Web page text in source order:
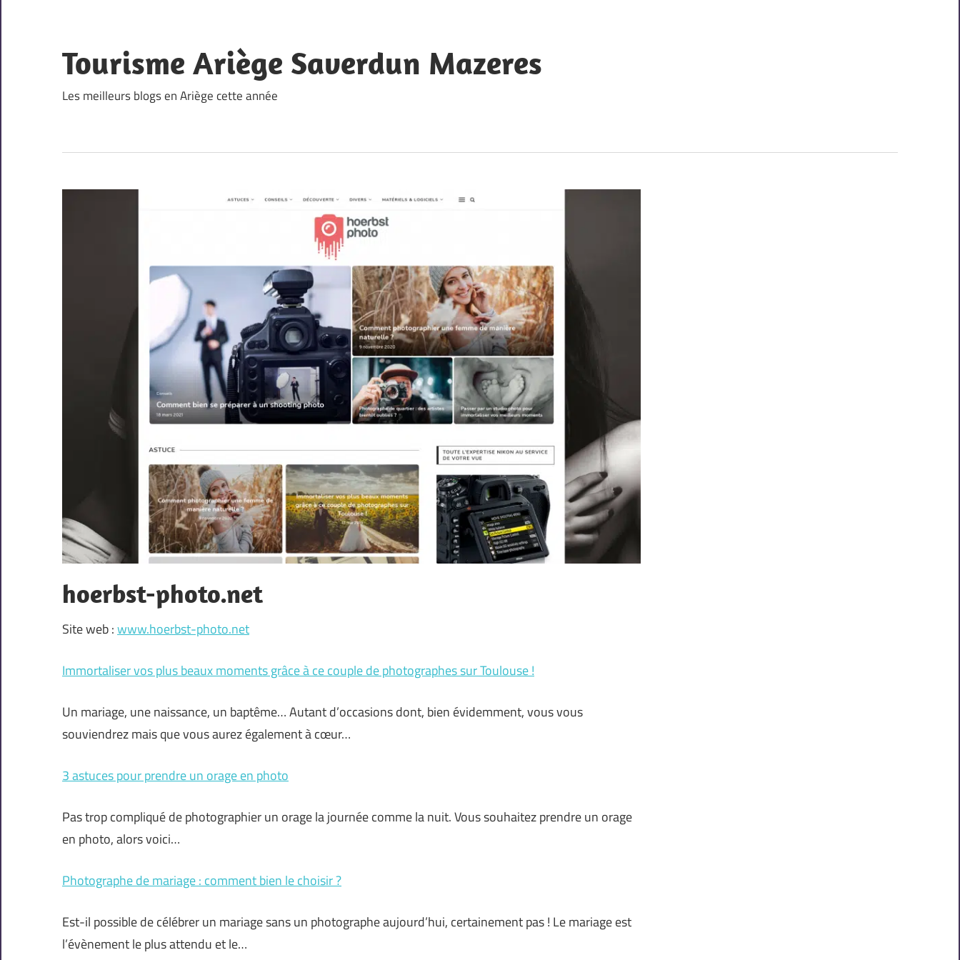
content
Tourisme Ariège Saverdun Mazeres
Les meilleurs blogs en Ariège cette année
hoerbst-photo.net
Site web :www.hoerbst-photo.net
Immortaliser vos plus beaux moments grâce à ce couple de photographes sur Toulouse !
Un mariage, une naissance, un baptême… Autant d’occasions dont, bien évidemment, vous vous
souviendrez mais que vous aurez également à cœur…
3 astuces pour prendre un orage en photo
Pas trop compliqué de photographier un orage la journée comme la nuit. Vous souhaitez prendre un orage
en photo, alors voici…
Photographe de mariage : comment bien le choisir ?
Est-il possible de célébrer un mariage sans un photographe aujourd’hui, certainement pas ! Le mariage est
l’évènement le plus attendu et le…